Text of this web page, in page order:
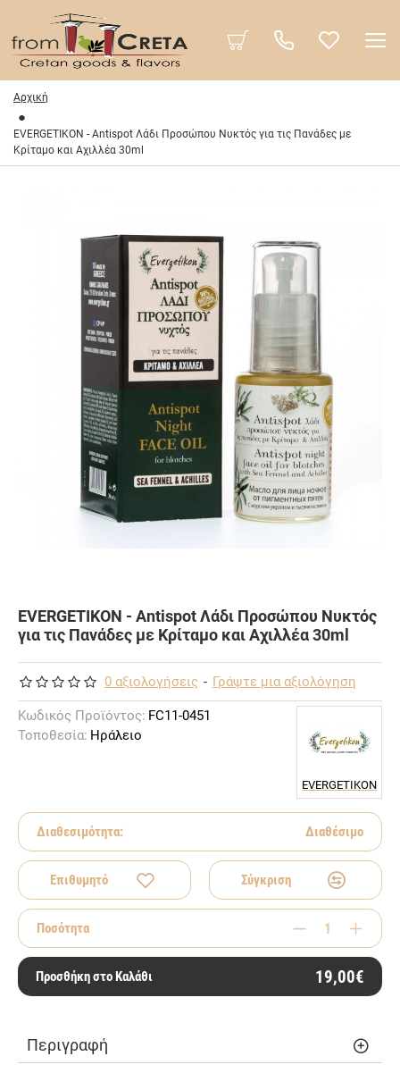
Αρχική
EVERGETIKON - Antispot Λάδι Προσώπου Νυκτός για τις Πανάδες με
Κρίταμο και Αχιλλέα 30ml
EVERGETIKON - Antispot Λάδι Προσώπου Νυκτός
για τις Πανάδες με Κρίταμο και Αχιλλέα 30ml
0 αξιολογήσεις - Γράψτε μια αξιολόγηση
Κωδικός Προϊόντος: FC11-0451
Τοποθεσία: Ηράλειο
EVERGETIKON
Διαθεσιμότητα: Διαθέσιμο
Επιθυμητό Σύγκριση
Ποσότητα
Προσθήκη στο Καλάθι 19,00€
Περιγραφή